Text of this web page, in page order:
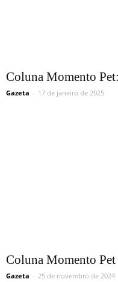
Coluna Momento
Gazeta - 17 de janeiro de 2025
Coluna Momento
Gazeta - 25 de novembro de 2024